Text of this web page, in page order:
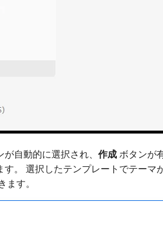
自動的に選択され、 作成 ボタンが
。 選択したテンプレートでテーマ
す。